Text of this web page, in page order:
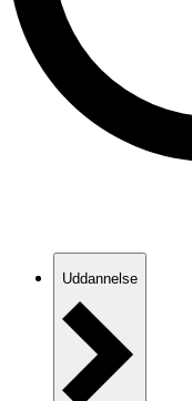
Uddannelse